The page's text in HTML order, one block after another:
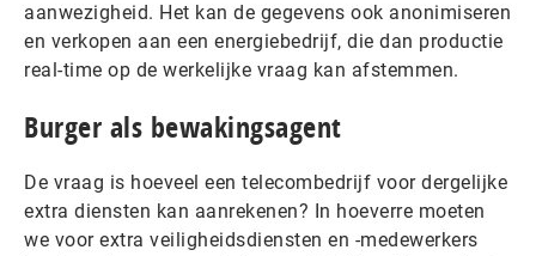
aanwezigheid. Het kan de gegevens ook anonimiseren
en verkopen aan een energiebedrijf, die dan productie
real-time op de werkelijke vraag kan afstemmen.
Burger als bewakingsagent
De vraag is hoeveel een telecombedrijf voor dergelijke
extra diensten kan aanrekenen? In hoeverre moeten
we voor extra veiligheidsdiensten en -medewerkers